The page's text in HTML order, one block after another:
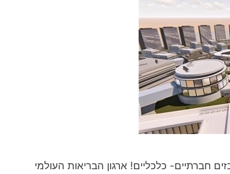
חברתיים- כלכליים! ארגון הבריאות העולמי